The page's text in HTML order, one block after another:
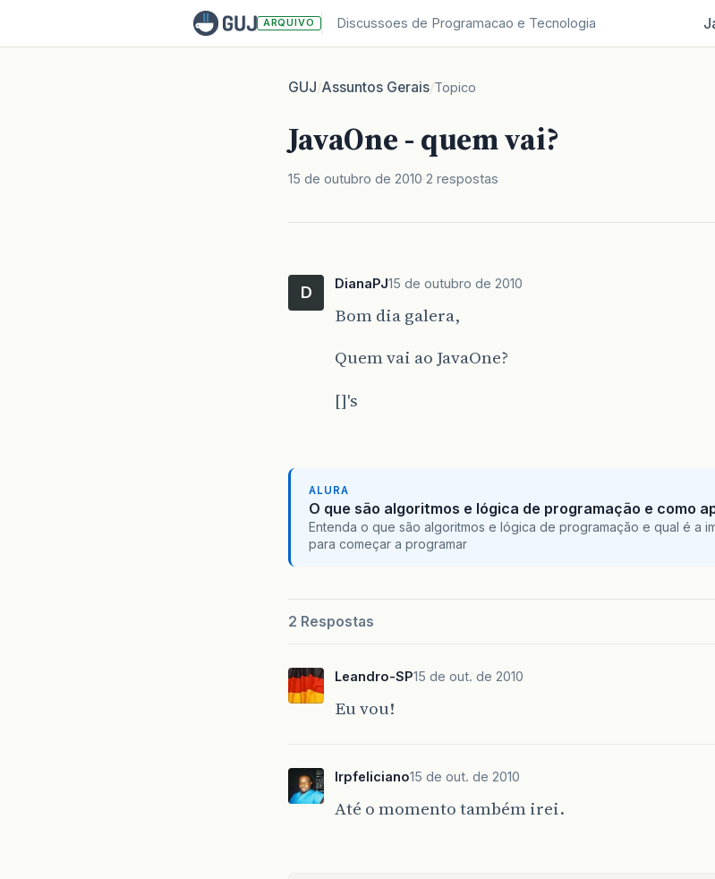
ARQUIVO Discussoes de Programacao e Tecnologia
GUJ/Assuntos Gerais/Topico
JavaOne - quem vai?
15 de outubro de 2010 2 respostas
D DianaPJ15 de outubro de 2010
Bom dia galera,
Quem vai ao JavaOne?
[]'s
ALURA
O que são algoritmos e lógica de programação e como
Entenda o que são algoritmos e lógica de programação e qual é a
para começar a programar
2 Respostas
Leandro-SP15 de out. de 2010
Eu vou!
lrpfeliciano15 de out. de 2010
Até o momento também irei.